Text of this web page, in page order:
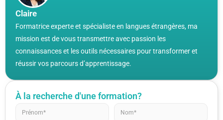
Claire
Formatrice experte et spécialiste en langues étrangères, ma
mission est de vous transmettre avec passion les
connaissances et les outils nécessaires pour transformer et
réussir vos parcours d’apprentissage.
À la recherche d'une formation?